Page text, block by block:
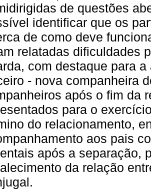
de questões
identificar que os
de como deve
relatadas dificuldades
com destaque para
- nova companheira
após o fim da
para o
do relacionamento,
aos pais
após a separação,
da relação